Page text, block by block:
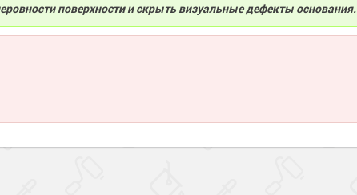
поверхности и скрыть визуальные дефекты основания.